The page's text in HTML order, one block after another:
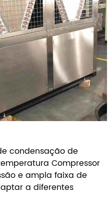
condensação de
Compressor
e ampla faixa de
a diferentes